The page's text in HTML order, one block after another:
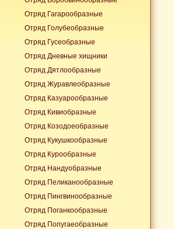
Отряд Гагарообразные
Отряд Голубеобразные
Отряд Гусеобразные
Отряд Дневные хищники
Отряд Дятлообразные
Отряд Журавлеобразные
Отряд Казуарообразные
Отряд Кивиобразные
Отряд Козодоеобразные
Отряд Кукушкообразные
Отряд Курообразные
Отряд Нандуобразные
Отряд Пеликанообразные
Отряд Пингвинообразные
Отряд Поганкообразные
Отряд Попугаеобразные